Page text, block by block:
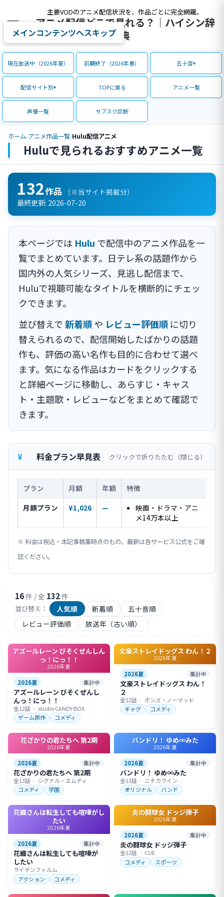
主要VODのアニメ配信状況を、作品ごとに完全網羅。
アニメ配信どこで見れる？｜ハイシン辞
典
メインコンテンツへスキップ
現在放送中（2026年夏） 前期終了（2026年春） 五十音
配信サイト別 TOPに戻る アニメ一覧
声優一覧 サブスク診断
ホーム›アニメ作品一覧›Hulu配信アニメ
Huluで見られるおすすめアニメ一覧
132作品 （※当サイト掲載分）
最終更新: 2026-07-20
本ページでは Hulu で配信中のアニメ作品を一
覧でまとめています。日テレ系の話題作から
国内外の人気シリーズ、見逃し配信まで、
Huluで視聴可能なタイトルを横断的にチェッ
クできます。
並び替えで新着順や レビュー評価順 に切り
替えられるので、配信開始したばかりの話題
作も、評価の高い名作も目的に合わせて選べ
ます。気になる作品はカードをクリックする
と詳細ページに移動し、あらすじ・キャス
ト・主題歌・レビューなどをまとめて確認で
きます。
料金プラン早見表 クリックで折りたたむ
プラン 月額 年額
特徴
月額プラン
¥1,026 —
映画・ドラマ・アニ
メ14万本以上
※ 料金は税込・本記事執筆時点のもの。最新は各サービス公式をご確
認ください。
16件 / 全 132件
並び替え： 人気順 新着順
五十音順
レビュー評価順
放送年（古い順）
アズールレーン びそくぜんしん
っ！にっ！！
2026年夏
2026夏 集計中
アズールレーン びそくぜんし
んっ！にっ！！
全12話 ・ studio CANDY BOX
ゲーム原作
コメディ
文豪ストレイドッグス わん！２
2026年夏
2026夏 集計中
文豪ストレイドッグス わん！
２
全12話 ・ ボンズ・ノーマッド
ギャグ
コメディ
花ざかりの君たちへ 第2期
2026年夏
2026夏 集計中
花ざかりの君たちへ 第2期
全13話 ・ シグナル・エムディ
コメディ
学園
バンドリ！ ゆめ∞みた
2026年夏
2026夏 集計中
バンドリ！ ゆめ∞みた
全13話 ・ ニチカライン
オリジナル
バンド
花織さんは転生しても喧嘩がし
たい
2026年夏
2026夏 集計中
花織さんは転生しても喧嘩が
したい
ライデンフィルム
アクション
コメディ
炎の闘球女 ドッジ弾子
2026年夏
2026夏 集計中
炎の闘球女 ドッジ弾子
全12話 ・ CUE
コメディ
スポーツ